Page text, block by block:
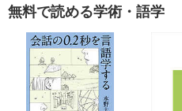
無料で読める学術・語学